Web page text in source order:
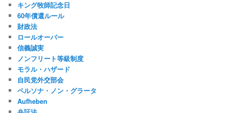
キング牧師記念日
60年償還ルール
財政法
ロールオーバー
信義誠実
ノンフリート等級制度
モラル・ハザード
自民党外交部会
ペルソナ・ノン・グラータ
Aufheben